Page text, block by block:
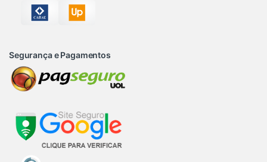
Segurança e Pagamentos